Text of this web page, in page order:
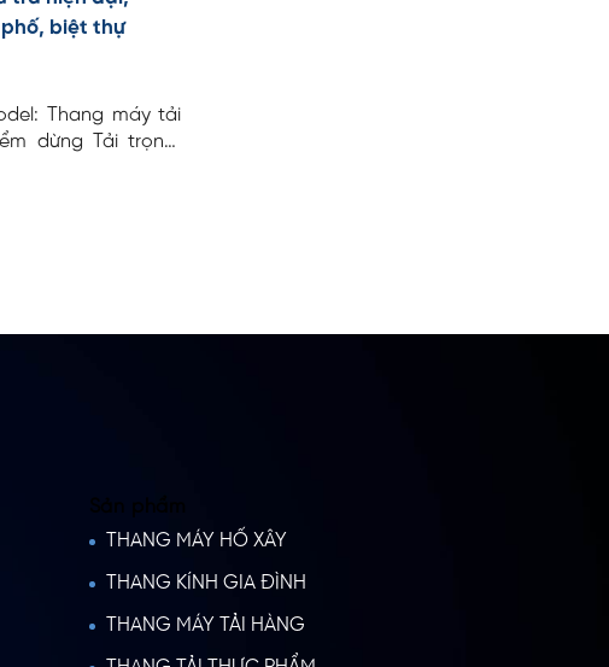
biệt thự
Thang máy tải
dừng Tải trọng:
ở sinh hoạt Địa
Giữa thang bộ
Sản phẩm
THANG MÁY HỐ XÂY
THANG KÍNH GIA ĐÌNH
THANG MÁY TẢI HÀNG